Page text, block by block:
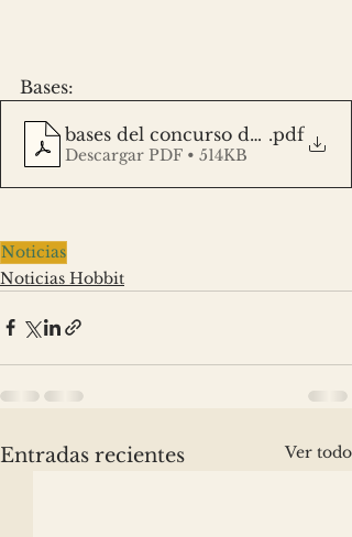
Bases:
bases del concurso de relato
.pdf
Descargar PDF • 514KB
Noticias
Noticias Hobbit
Entradas recientes Ver todo